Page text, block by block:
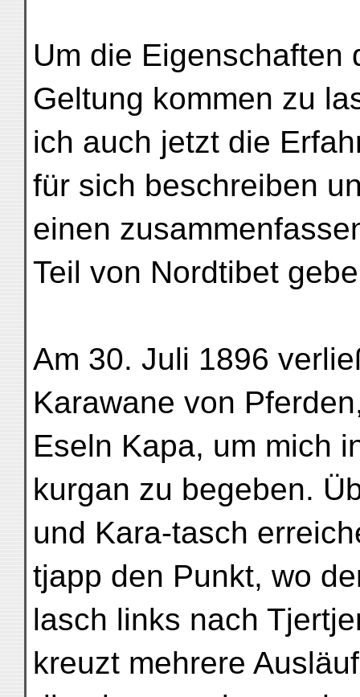
Um die Eigenschaften
Geltung kommen zu
ich auch jetzt die
für sich beschreiben
einen
Teil von Nordtibet
Am 30. Juli 1896
Karawane von
Eseln Kapa, um mich
kurgan zu begeben.
und Kara-tasch
tjapp den Punkt, wo
lasch links nach
kreuzt mehrere